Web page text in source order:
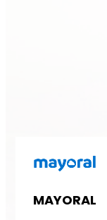
MAYORAL